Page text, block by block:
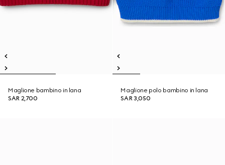
Maglione bambino in lana
SAR 2,700
Maglione polo bambino in lana
SAR 3,050